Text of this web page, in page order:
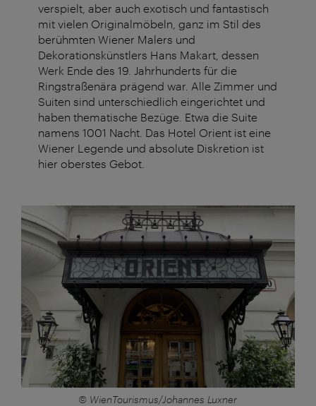
verspielt, aber auch exotisch und fantastisch
mit vielen Originalmöbeln, ganz im Stil des
berühmten Wiener Malers und
Dekorationskünstlers Hans Makart, dessen
Werk Ende des 19. Jahrhunderts für die
Ringstraßenära prägend war. Alle Zimmer und
Suiten sind unterschiedlich eingerichtet und
haben thematische Bezüge. Etwa die Suite
namens 1001 Nacht. Das Hotel Orient ist eine
Wiener Legende und absolute Diskretion ist
hier oberstes Gebot.
© WienTourismus/Johannes Luxner